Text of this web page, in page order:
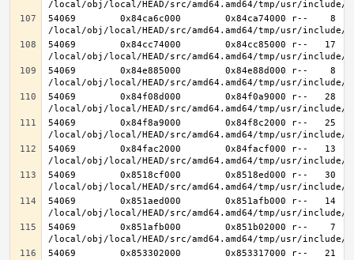
54069        0x84ca6c000        0x84ca74000 r--    8
54069        0x84cc74000        0x84cc85000 r--   17
54069        0x84e885000        0x84e88d000 r--    8
54069        0x84f08d000        0x84f0a9000 r--   28
54069        0x84f8a9000        0x84f8c2000 r--   25
54069        0x84fac2000        0x84facf000 r--   13
54069        0x8518cf000        0x8518ed000 r--   30
54069        0x851aed000        0x851afb000 r--   14
54069        0x851afb000        0x851b02000 r--    7
54069        0x853302000        0x853317000 r--   21